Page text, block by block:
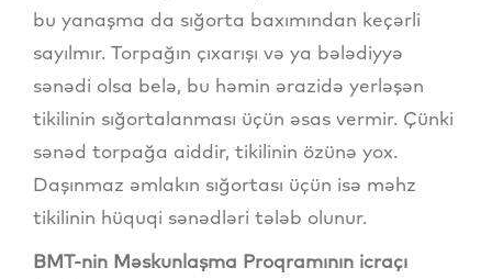
bu yanaşma da sığorta baxımından keçərli
sayılmır. Torpağın çıxarışı və ya bələdiyyə
sənədi olsa belə, bu həmin ərazidə yerləşən
tikilinin sığortalanması üçün əsas vermir. Çünki
sənəd torpağa aiddir, tikilinin özünə yox.
Daşınmaz əmlakın sığortası üçün isə məhz
tikilinin hüquqi sənədləri tələb olunur.
BMT-nin Məskunlaşma Proqramının icraçı